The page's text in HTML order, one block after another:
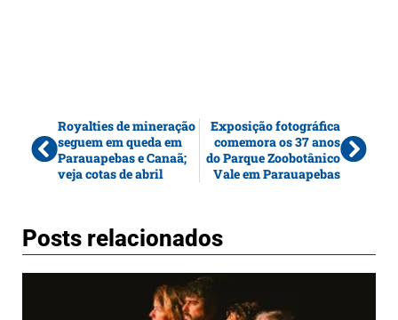
Royalties de mineração
seguem em queda em
Parauapebas e Canaã;
veja cotas de abril
Exposição fotográfica
comemora os 37 anos
do Parque Zoobotânico
Vale em Parauapebas
Posts relacionados